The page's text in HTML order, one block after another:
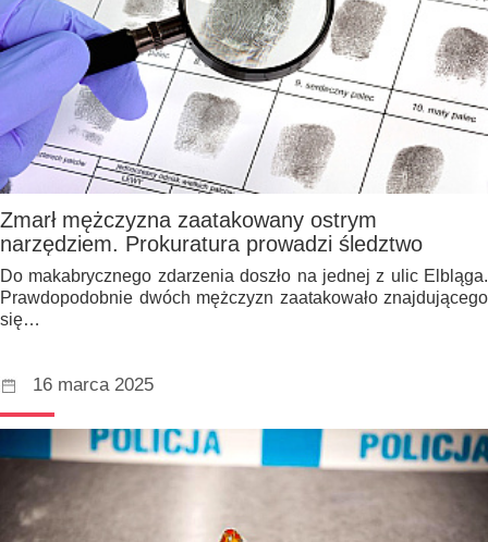
Zmarł mężczyzna zaatakowany ostrym
narzędziem. Prokuratura prowadzi śledztwo
Do makabrycznego zdarzenia doszło na jednej z ulic Elbląga.
Prawdopodobnie dwóch mężczyzn zaatakowało znajdującego
się…
16 marca 2025